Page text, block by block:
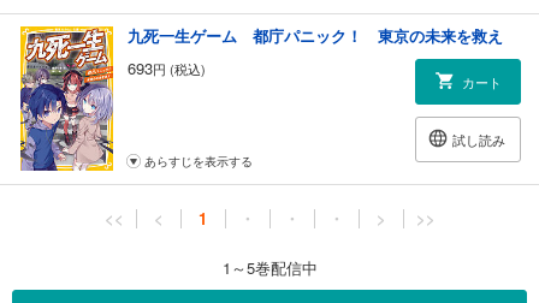
九死一生ゲーム 都庁パニック！ 東京の未来を救え
693円 (税込)
カート
試し読み
あらすじを表示する
<< < 1 ・ ・ ・ > >>
1～5巻配信中